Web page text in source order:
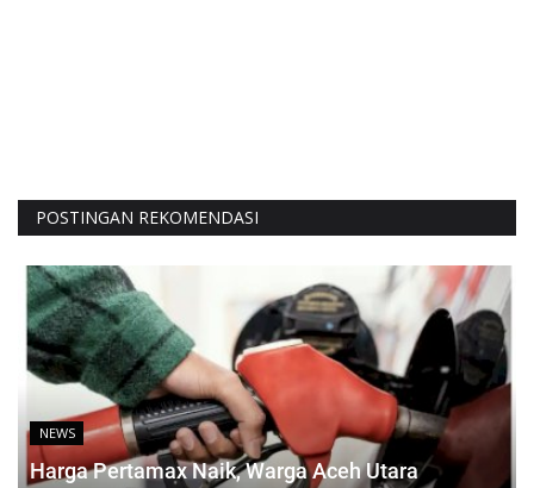
POSTINGAN REKOMENDASI
NEWS
Harga Pertamax Naik, Warga Aceh Utara